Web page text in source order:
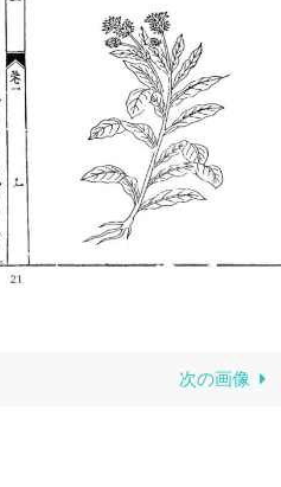
次の画像